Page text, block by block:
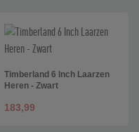
Timberland 6 Inch Laarzen
Heren - Zwart
183,99